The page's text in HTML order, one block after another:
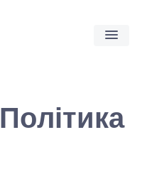
Політика